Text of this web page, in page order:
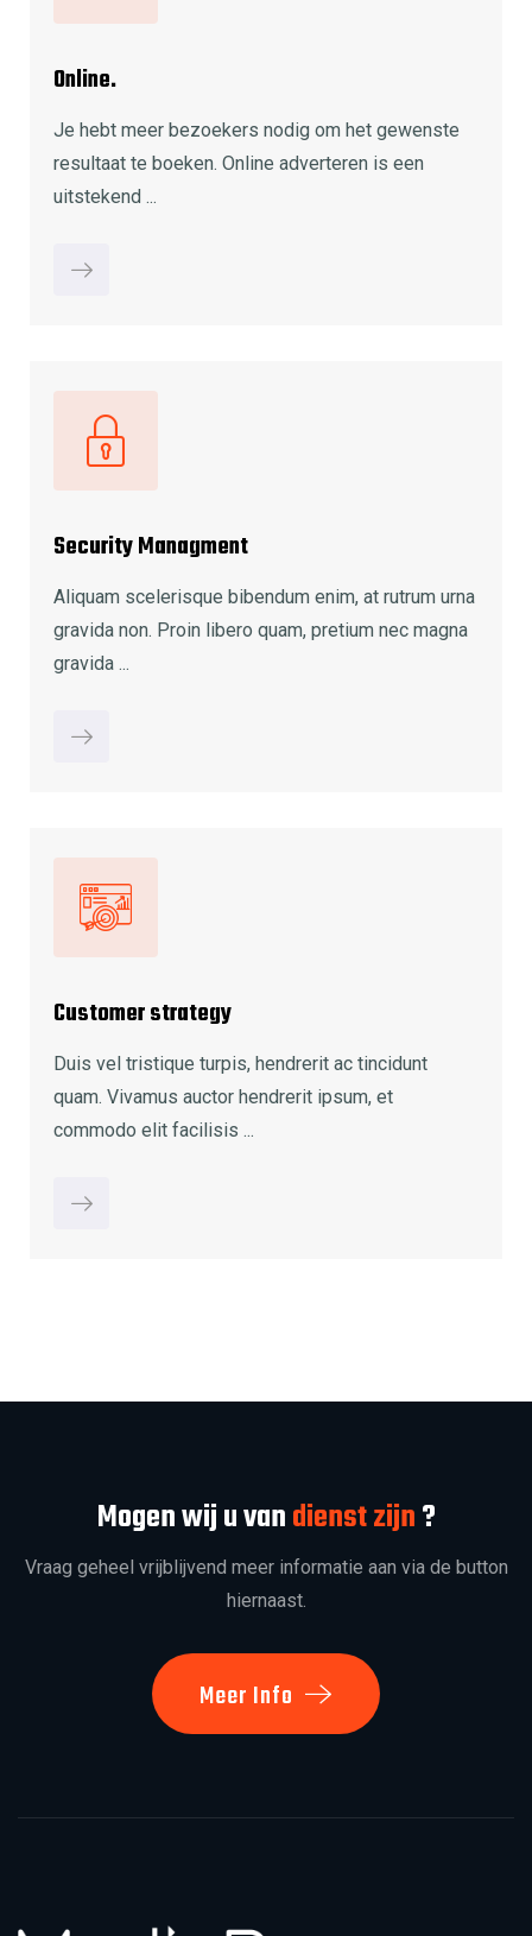
Online.
Je hebt meer bezoekers nodig om het gewenste
resultaat te boeken. Online adverteren is een
uitstekend ...
Security Managment
Aliquam scelerisque bibendum enim, at rutrum urna
gravida non. Proin libero quam, pretium nec magna
gravida ...
Customer strategy
Duis vel tristique turpis, hendrerit ac tincidunt
quam. Vivamus auctor hendrerit ipsum, et
commodo elit facilisis ...
Mogen wij u vandienst zijn?
Vraag geheel vrijblijvend meer informatie aan via de button
hiernaast.
Meer Info